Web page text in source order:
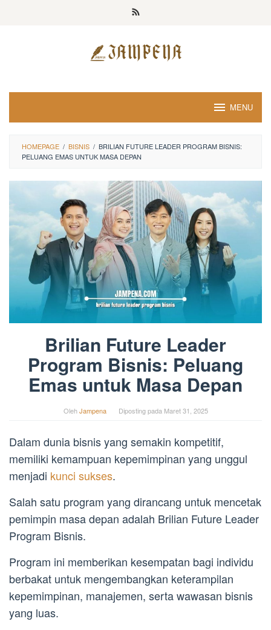
MENU
HOMEPAGE / BISNIS / BRILIAN FUTURE LEADER PROGRAM BISNIS:
PELUANG EMAS UNTUK MASA DEPAN
Brilian Future Leader
Program Bisnis: Peluang
Emas untuk Masa Depan
OlehJampena Diposting pada Maret 31, 2025
Dalam dunia bisnis yang semakin kompetitif,
memiliki kemampuan kepemimpinan yang unggul
menjadi kunci sukses.
Salah satu program yang dirancang untuk mencetak
pemimpin masa depan adalah Brilian Future Leader
Program Bisnis.
Program ini memberikan kesempatan bagi individu
berbakat untuk mengembangkan keterampilan
kepemimpinan, manajemen, serta wawasan bisnis
yang luas.